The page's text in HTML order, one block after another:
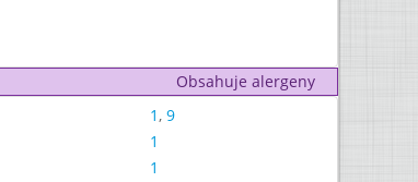
Obsahuje alergeny
1, 9
1
1